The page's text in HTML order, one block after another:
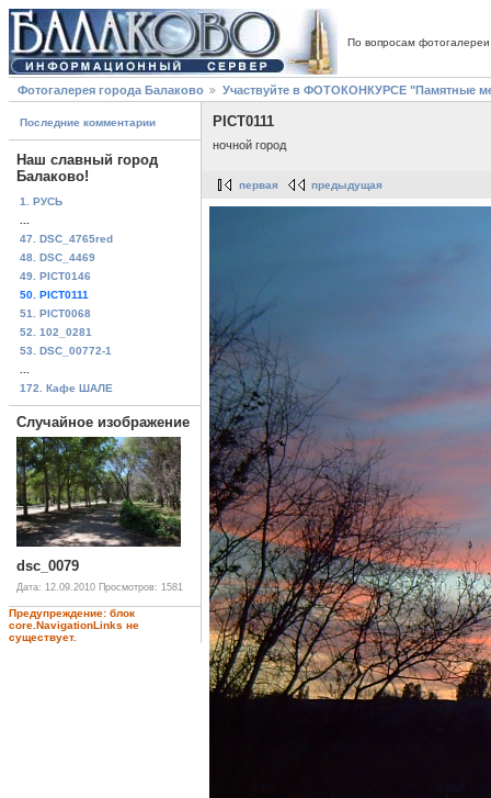
По вопросам
Фотогалерея города Балаково Участвуйте в ФОТОКОНКУРСЕ "Памятные
Последние комментарии
Наш славный город
Балаково!
1. РУСЬ
47. DSC_4765red
48. DSC_4469
49. PICT0146
50. PICT0111
51. PICT0068
52. 102_0281
53. DSC_00772-1
172. Кафе ШАЛЕ
Случайное изображение
dsc_0079
Дата: 12.09.2010 Просмотров: 1581
Предупреждение: блок
core.NavigationLinks не
существует.
PICT0111
ночной город
первая предыдущая